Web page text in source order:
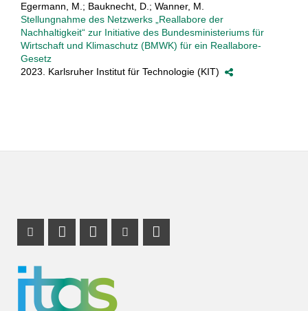
Egermann, M.; Bauknecht, D.; Wanner, M.
Stellungnahme des Netzwerks „Reallabore der
Nachhaltigkeit“ zur Initiative des Bundesministeriums für
Wirtschaft und Klimaschutz (BMWK) für ein Reallabore-
Gesetz
2023. Karlsruher Institut für Technologie (KIT)
Instagram Profil
Profil Mastodon
LinkedIn Profil
Youtube Profil
RSS-Link